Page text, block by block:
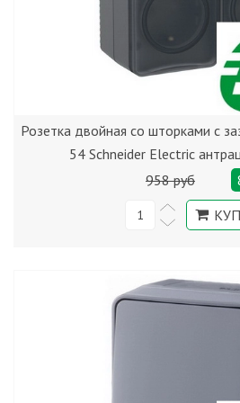
Розетка двойная со шторками с
54 Schneider Electric
958 руб